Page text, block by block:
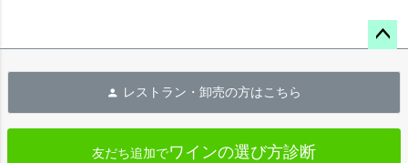
へ
レストラン・卸売の方はこちら
友だち追加でワインの選び方診断